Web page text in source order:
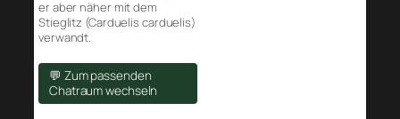
er aber näher mit dem
Stieglitz (Carduelis carduelis)
verwandt.
💬 Zum passenden
Chatraum wechseln